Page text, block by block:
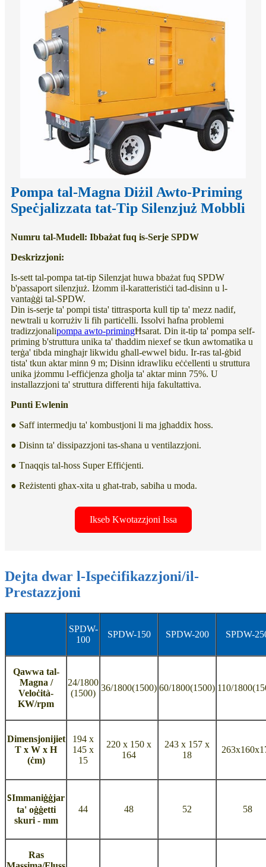
Pompa tal-Magna Diżil Awto-Priming
Speċjalizzata tat-Tip Silenzjuż Mobbli
Numru tal-Mudell: Ibbażat fuq is-Serje SPDW
Deskrizzjoni:
Is-sett tal-pompa tat-tip Silenzjat huwa bbażat fuq SPDW
b'passaport silenzjuż. Iżomm il-karatteristiċi tad-disinn u l-
vantaġġi tal-SPDW.
Din is-serje ta' pompi tista' tittrasporta kull tip ta' mezz nadif,
newtrali u korrużiv li fih partiċelli. Issolvi ħafna problemi
tradizzjonalipompa awto-primingĦsarat. Din it-tip ta' pompa self-
priming b'struttura unika ta' tħaddim niexef se tkun awtomatika u
terġa' tibda mingħajr likwidu għall-ewwel bidu. Ir-ras tal-ġbid
tista' tkun aktar minn 9 m; Disinn idrawliku eċċellenti u struttura
unika jżommu l-effiċjenza għolja ta' aktar minn 75%. U
installazzjoni ta' struttura differenti hija fakultattiva.
Punti Ewlenin
● Saff intermedju ta' kombustjoni li ma jgħaddix ħoss.
● Disinn ta' dissipazzjoni tas-sħana u ventilazzjoni.
● Tnaqqis tal-ħoss Super Effiċjenti.
● Reżistenti għax-xita u għat-trab, sabiħa u moda.
Ikseb Kwotazzjoni Issa
Dejta dwar l-Ispeċifikazzjoni/il-
Prestazzjoni
SPDW-
100
SPDW-150 SPDW-200 SPDW-
Qawwa tal-
Magna /
Veloċità-
KW/rpm
24/1800
(1500)
36/1800(1500) 60/1800(1500) 110/
Dimensjonijiet
T x W x H
(ċm)
194 x
145 x
15
220 x 150 x
164
243 x 157 x
18
SImmaniġġjar
ta' oġġetti
skuri - mm
44 48 52 58
Ras